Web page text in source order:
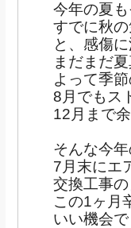
今年の夏
すでに秋
と、感傷
まだまだ
よって季
8月でもス
12月まで
そんな今
7月末にエ
交換工事
この1ヶ月
いい機会